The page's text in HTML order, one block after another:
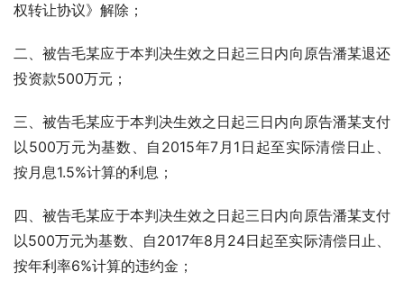
权转让协议》解除；
二、被告毛某应于本判决生效之日起三日内向原告潘某退还
投资款500万元；
三、被告毛某应于本判决生效之日起三日内向原告潘某支付
以500万元为基数、自2015年7月1日起至实际清偿日止、
按月息1.5%计算的利息；
四、被告毛某应于本判决生效之日起三日内向原告潘某支付
以500万元为基数、自2017年8月24日起至实际清偿日止、
按年利率6%计算的违约金；